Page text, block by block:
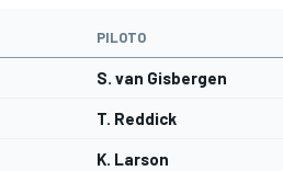
PILOTO
S. van Gisbergen
T. Reddick
K. Larson